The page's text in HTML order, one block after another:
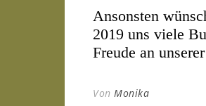
Ansonsten
2019 uns viele
Freude an
Von Monika